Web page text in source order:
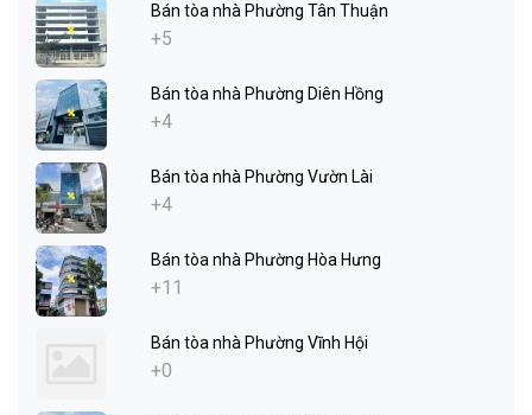
Bán tòa nhà Phường Tân Thuận
+5
Bán tòa nhà Phường Diên Hồng
+4
Bán tòa nhà Phường Vườn Lài
+4
Bán tòa nhà Phường Hòa Hưng
+11
Bán tòa nhà Phường Vĩnh Hội
+0